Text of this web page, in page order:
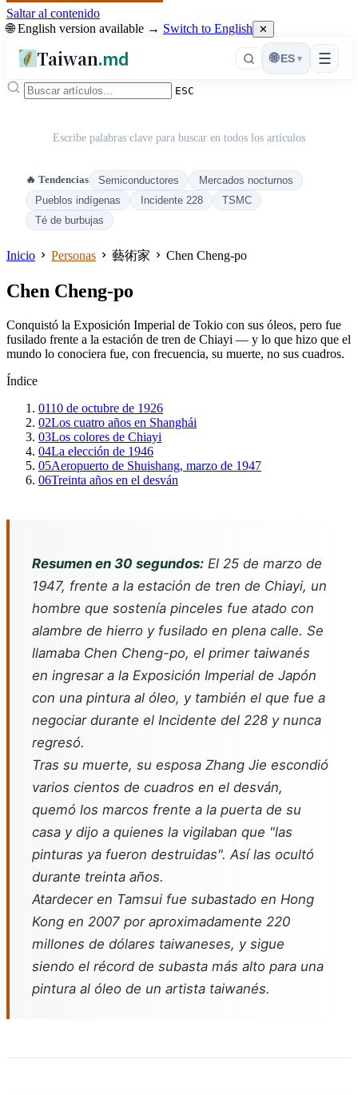
Saltar al contenido
🌐 English version available → Switch to English ✕
Taiwan.md ☰
🌐 ES ▾
ESC
Escribe palabras clave para buscar en todos los artículos
🔥 Tendencias Semiconductores
Mercados nocturnos
Pueblos indígenas
Incidente 228
TSMC
Té de burbujas
Inicio Personas 藝術家 Chen Cheng-po
Chen Cheng-po
Conquistó la Exposición Imperial de Tokio con sus óleos, pero fue
fusilado frente a la estación de tren de Chiayi — y lo que hizo que el
mundo lo conociera fue, con frecuencia, su muerte, no sus cuadros.
Índice
0110 de octubre de 1926
02Los cuatro años en Shanghái
03Los colores de Chiayi
04La elección de 1946
05Aeropuerto de Shuishang, marzo de 1947
06Treinta años en el desván
Resumen en 30 segundos: El 25 de marzo de
1947, frente a la estación de tren de Chiayi, un
hombre que sostenía pinceles fue atado con
alambre de hierro y fusilado en plena calle. Se
llamaba Chen Cheng-po, el primer taiwanés
en ingresar a la Exposición Imperial de Japón
con una pintura al óleo, y también el que fue a
negociar durante el Incidente del 228 y nunca
regresó.
Tras su muerte, su esposa Zhang Jie escondió
varios cientos de cuadros en el desván,
quemó los marcos frente a la puerta de su
casa y dijo a quienes la vigilaban que "las
pinturas ya fueron destruidas". Así las ocultó
durante treinta años.
Atardecer en Tamsui fue subastado en Hong
Kong en 2007 por aproximadamente 220
millones de dólares taiwaneses, y sigue
siendo el récord de subasta más alto para una
pintura al óleo de un artista taiwanés.